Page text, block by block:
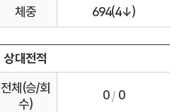
체중 694(4↓)
상대전적
전체(승/회
수)
0/0